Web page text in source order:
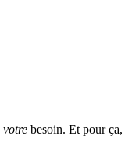
votre besoin. Et pour ça,